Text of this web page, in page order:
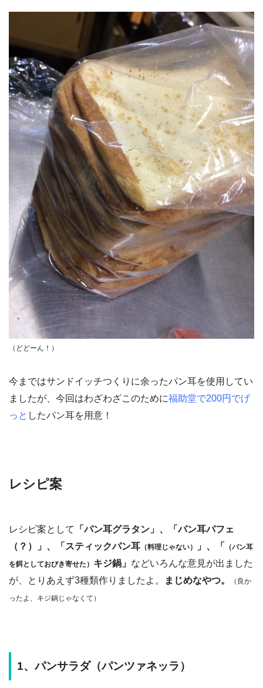
（どどーん！）
今まではサンドイッチつくりに余ったパン耳を使用してい
ましたが、今回はわざわざこのために福助堂で200円でげ
っと したパン耳を用意！
レシピ案
レシピ案として
「パン耳グラタン」、「パン耳パフェ
（？）」、「スティックパン耳 （料理じゃない） 」、「 （パン耳
を餌としておびき寄せた） キジ鍋」 などいろんな意見が出ました
が、とりあえず3種類作りましたよ。
まじめなやつ。 （良か
ったよ、キジ鍋じゃなくて）
1、パンサラダ（パンツァネッラ）